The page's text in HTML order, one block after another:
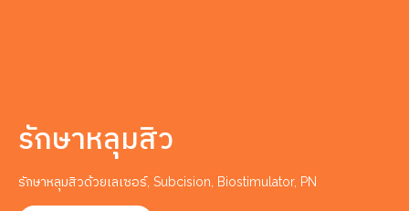
รักษาหลุมสิว
รักษาหลุมสิวด้วยเลเซอร์, Subcision, Biostimulator, PN